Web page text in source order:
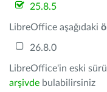
25.8.5
LibreOffice aşağıdaki
26.8.0
LibreOffice'in eski
arşivde bulabilirsiniz